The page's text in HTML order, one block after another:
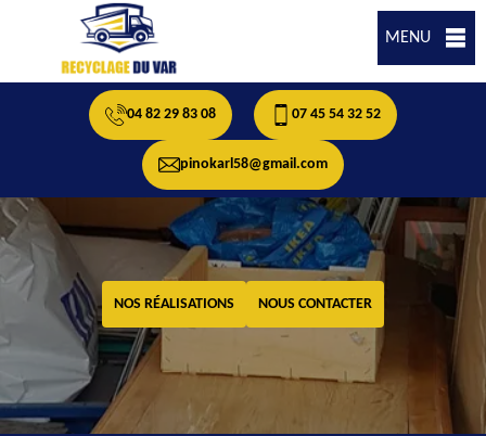
MENU
04 82 29 83 08 07 45 54 32 52
pinokarl58@gmail.com
NOS RÉALISATIONS NOUS CONTACTER